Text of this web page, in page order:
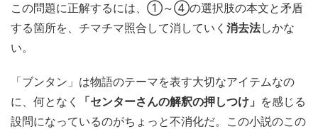
この問題に正解するには、①～④の選択肢の本文と矛盾
する箇所を、チマチマ照合して消していく 消去法しかな
い。
「ブンタン」は物語のテーマを表す大切なアイテムなの
に、何となく
「センターさんの解釈の押しつけ」 を感じる
設問になっているのがちょっと不消化だ。この小説のこの